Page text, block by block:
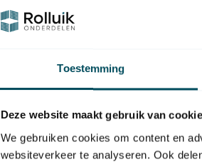
Toestemming
Deze website maakt gebruik van
We gebruiken cookies om content en
websiteverkeer te analyseren. Ook